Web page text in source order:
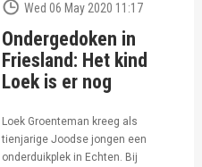
Wed 06 May 2020 11:17
Ondergedoken in
Friesland: Het kind
Loek is er nog
Loek Groenteman kreeg als
tienjarige Joodse jongen een
onderduikplek in Echten. Bij